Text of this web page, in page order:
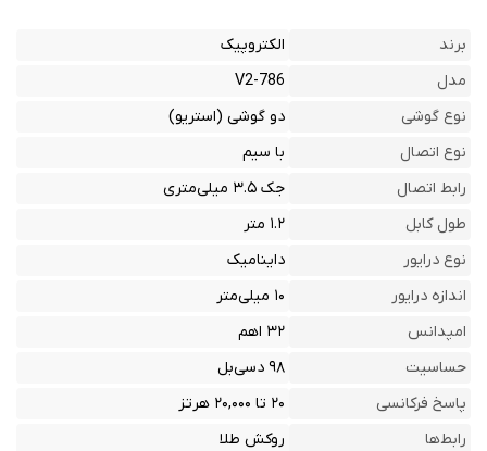
برند
الکتروپیک
مدل
V2-786
نوع گوشی
دو گوشی (استریو)
نوع اتصال
با سیم
رابط اتصال
جک ۳.۵ میلی‌متری
طول کابل
۱.۲ متر
نوع درایور
داینامیک
اندازه درایور
۱۰ میلی‌متر
امپدانس
۳۲ اهم
حساسیت
۹۸ دسی‌بل
پاسخ فرکانسی
۲۰ تا ۲۰,۰۰۰ هرتز
رابط‌ها
روکش طلا